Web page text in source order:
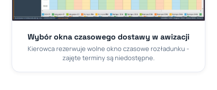
Wybór okna czasowego dostawy w awizacji
Kierowca rezerwuje wolne okno czasowe rozładunku -
zajęte terminy są niedostępne.